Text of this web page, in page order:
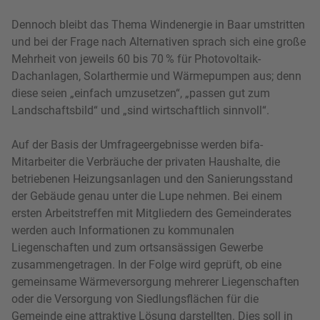
Dennoch bleibt das Thema Windenergie in Baar umstritten
und bei der Frage nach Alternativen sprach sich eine große
Mehrheit von jeweils 60 bis 70 % für Photovoltaik-
Dachanlagen, Solarthermie und Wärmepumpen aus; denn
diese seien „einfach umzusetzen“, „passen gut zum
Landschaftsbild“ und „sind wirtschaftlich sinnvoll“.
Auf der Basis der Umfrageergebnisse werden bifa-
Mitarbeiter die Verbräuche der privaten Haushalte, die
betriebenen Heizungsanlagen und den Sanierungsstand
der Gebäude genau unter die Lupe nehmen. Bei einem
ersten Arbeitstreffen mit Mitgliedern des Gemeinderates
werden auch Informationen zu kommunalen
Liegenschaften und zum ortsansässigen Gewerbe
zusammengetragen. In der Folge wird geprüft, ob eine
gemeinsame Wärmeversorgung mehrerer Liegenschaften
oder die Versorgung von Siedlungsflächen für die
Gemeinde eine attraktive Lösung darstellten. Dies soll in